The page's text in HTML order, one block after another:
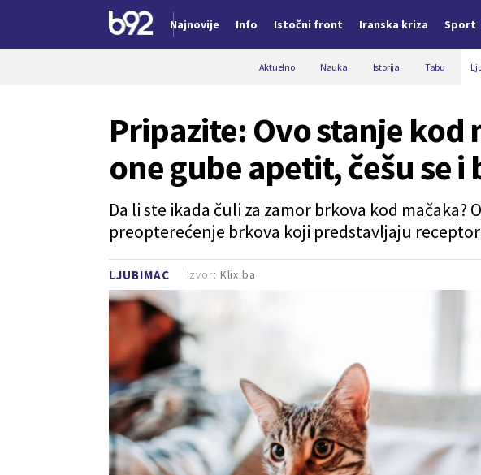
Najnovije Info Istočni front Iranska kriza Sport
Aktuelno Nauka Istorija Tabu
LJUBIMAC
Pripazite: Ovo stanje kod
one gube apetit, češu se
Da li ste ikada čuli za zamor brkova kod mačaka?
preopterećenje brkova koji predstavljaju
Izvor: Klix.ba